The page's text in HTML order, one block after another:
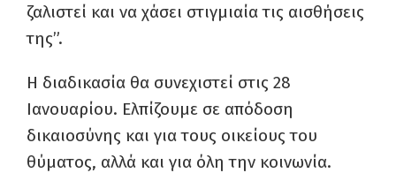
ζαλιστεί και να χάσει στιγμιαία τις αισθήσεις
της”.
Η διαδικασία θα συνεχιστεί στις 28
Ιανουαρίου. Ελπίζουμε σε απόδοση
δικαιοσύνης και για τους οικείους του
θύματος, αλλά και για όλη την κοινωνία.